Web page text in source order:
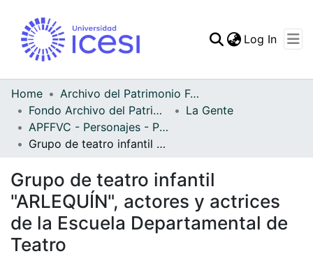
Statistics
Log In
Home
Archivo del Patrimonio Fotográfico y Fílmico del Valle del Cauca
Fondo Archivo del Patrimonio Fotográfico y Fílmico del Valle del Cauca
La Gente
APFFVC - Personajes - Patrimonial
Grupo de teatro infantil "ARLEQUÍN", actores y actrices de la Escuela Departamental de Teatro
Grupo de teatro infantil
"ARLEQUÍN", actores y actrices
de la Escuela Departamental de
Teatro